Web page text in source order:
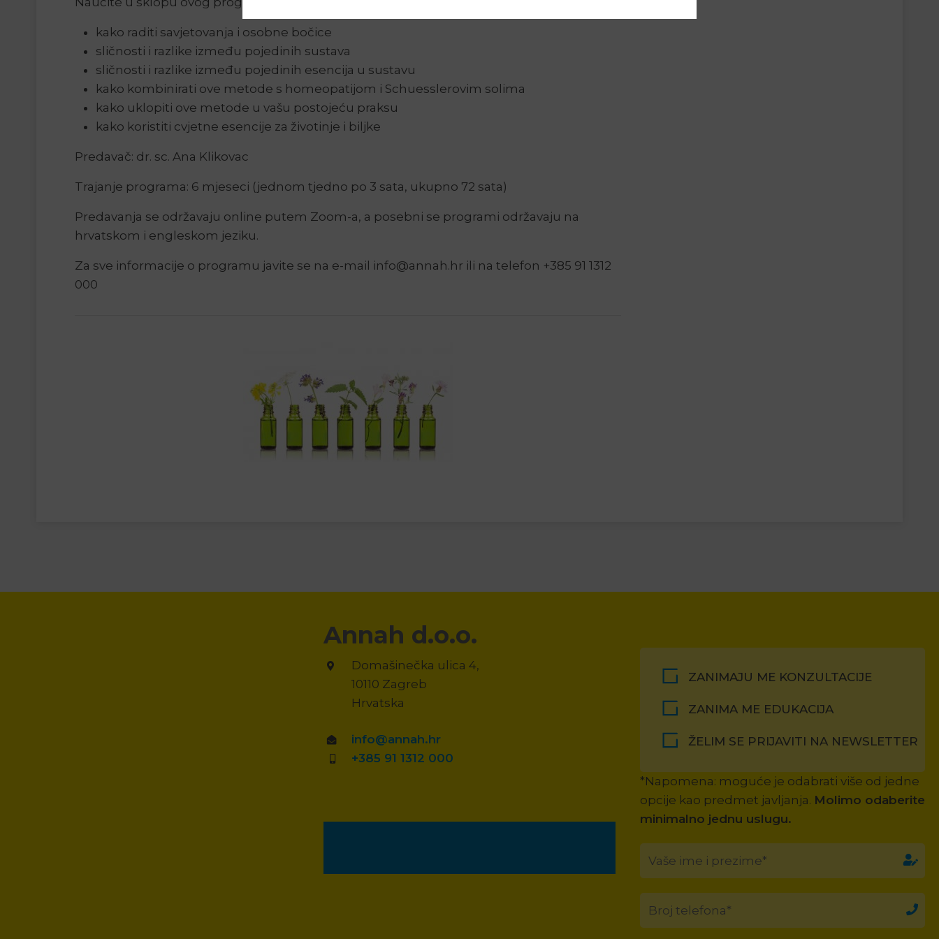
kako raditi savjetovanja i osobne bočice
sličnosti i razlike između pojedinih sustava
sličnosti i razlike između pojedinih esencija u sustavu
kako kombinirati ove metode s homeopatijom i Schuesslerovim solima
kako uklopiti ove metode u vašu postojeću praksu
kako koristiti cvjetne esencije za životinje i biljke
Predavač: dr. sc. Ana Klikovac
Trajanje programa: 6 mjeseci (jednom tjedno po 3 sata, ukupno 72 sata)
Predavanja se održavaju online putem Zoom-a, a posebni se programi održavaju na
hrvatskom i engleskom jeziku.
Za sve informacije o programu javite se na e-mail info@annah.hr ili na telefon +385 91 1312
000
Annah d.o.o.
Domašinečka ulica 4,
10110 Zagreb
Hrvatska
info@annah.hr
+385 91 1312 000
ZANIMAJU ME KONZULTACIJE
ZANIMA ME EDUKACIJA
ŽELIM SE PRIJAVITI NA NEWSLETTER
*Napomena: moguće je odabrati više od jedne
opcije kao predmet javljanja. Molimo odaberite
minimalno jednu uslugu.